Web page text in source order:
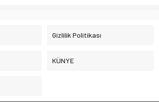
Gizlilik Politikası
KÜNYE